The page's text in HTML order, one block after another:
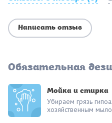
Написать отзыв
Обязательная
Мойка и стирка
Убираем грязь
хозяйственным